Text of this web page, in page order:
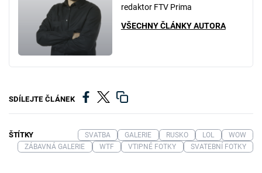
redaktor FTV Prima
VŠECHNY ČLÁNKY AUTORA
SDÍLEJTE ČLÁNEK
ŠTÍTKY SVATBA GALERIE RUSKO LOL
WOW
ZÁBAVNÁ GALERIE
WTF VTIPNÉ FOTKY SVATEBNÍ FOTKY